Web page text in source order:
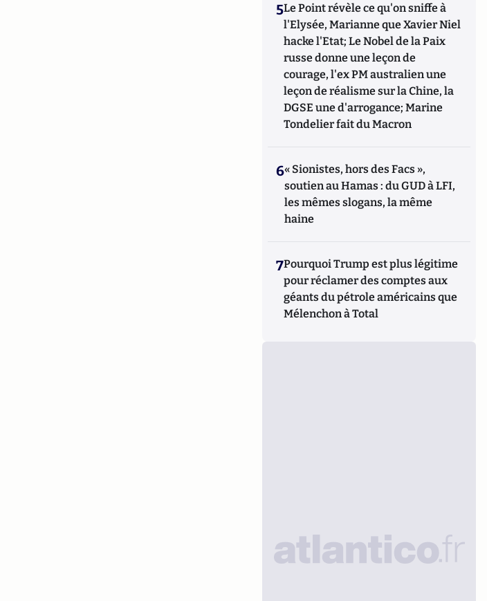
5Le Point révèle ce qu'on sniffe à
l'Elysée, Marianne que Xavier Niel
hacke l'Etat; Le Nobel de la Paix
russe donne une leçon de
courage, l'ex PM australien une
leçon de réalisme sur la Chine, la
DGSE une d'arrogance; Marine
Tondelier fait du Macron
6« Sionistes, hors des Facs »,
soutien au Hamas : du GUD à LFI,
les mêmes slogans, la même
haine
7Pourquoi Trump est plus légitime
pour réclamer des comptes aux
géants du pétrole américains que
Mélenchon à Total